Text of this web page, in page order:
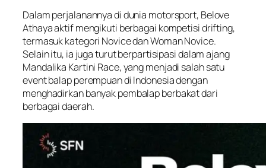
Dalam perjalanannya di dunia motorsport, Belove
Athaya aktif mengikuti berbagai kompetisi drifting,
termasuk kategori Novice dan Woman Novice.
Selain itu, ia juga turut berpartisipasi dalam ajang
Mandalika Kartini Race, yang menjadi salah satu
event balap perempuan di Indonesia dengan
menghadirkan banyak pembalap berbakat dari
berbagai daerah.